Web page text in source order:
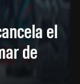
el
de